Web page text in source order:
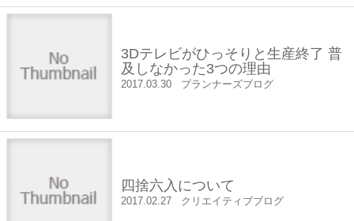
3Dテレビがひっそりと生産終了 普
及しなかった3つの理由
2017.03.30 プランナーズブログ
四捨六入について
2017.02.27 クリエイティブブログ